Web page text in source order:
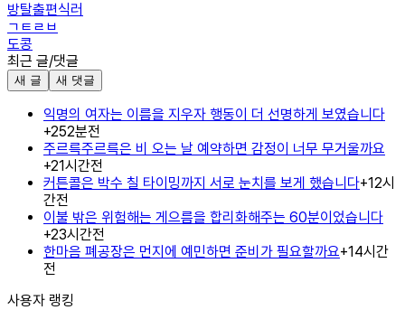
방탈출편식러
ㄱㅌㄹㅂ
도콩
최근 글/댓글
새 글 새 댓글
익명의 여자는 이름을 지우자 행동이 더 선명하게 보였습니다
+252분전
주르륵주르륵은 비 오는 날 예약하면 감정이 너무 무거울까요
+21시간전
커튼콜은 박수 칠 타이밍까지 서로 눈치를 보게 했습니다+12시
간전
이불 밖은 위험해는 게으름을 합리화해주는 60분이었습니다
+23시간전
한마음 폐공장은 먼지에 예민하면 준비가 필요할까요+14시간
전
사용자 랭킹